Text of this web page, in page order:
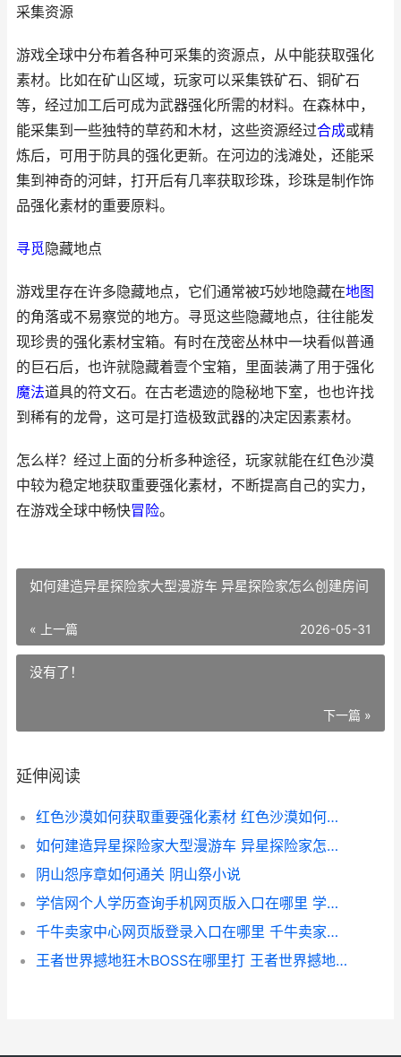
采集资源
游戏全球中分布着各种可采集的资源点，从中能获取强化
素材。比如在矿山区域，玩家可以采集铁矿石、铜矿石
等，经过加工后可成为武器强化所需的材料。在森林中，
能采集到一些独特的草药和木材，这些资源经过合成或精
炼后，可用于防具的强化更新。在河边的浅滩处，还能采
集到神奇的河蚌，打开后有几率获取珍珠，珍珠是制作饰
品强化素材的重要原料。
寻觅隐藏地点
游戏里存在许多隐藏地点，它们通常被巧妙地隐藏在地图
的角落或不易察觉的地方。寻觅这些隐藏地点，往往能发
现珍贵的强化素材宝箱。有时在茂密丛林中一块看似普通
的巨石后，也许就隐藏着壹个宝箱，里面装满了用于强化
魔法道具的符文石。在古老遗迹的隐秘地下室，也也许找
到稀有的龙骨，这可是打造极致武器的决定因素素材。
怎么样？经过上面的分析多种途径，玩家就能在红色沙漠
中较为稳定地获取重要强化素材，不断提高自己的实力，
在游戏全球中畅快冒险。
如何建造异星探险家大型漫游车 异星探险家怎么创建房间
« 上一篇 2026-05-31
没有了！
下一篇 »
延伸阅读
红色沙漠如何获取重要强化素材 红色沙漠如何获取石材
如何建造异星探险家大型漫游车 异星探险家怎么创建房间
阴山怨序章如何通关 阴山祭小说
学信网个人学历查询手机网页版入口在哪里 学信网个人学历认证报告
千牛卖家中心网页版登录入口在哪里 千牛卖家中心网页版在哪
王者世界撼地狂木BOSS在哪里打 王者世界撼地狂木攻略